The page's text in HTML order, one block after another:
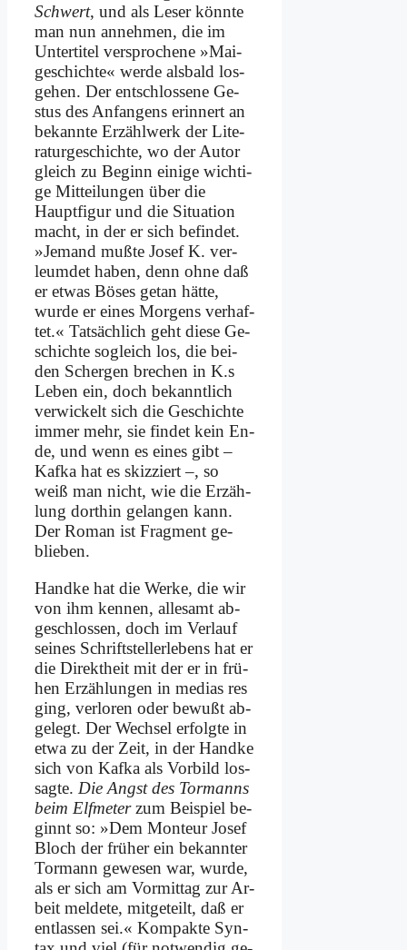
Schwert, und als Le­ser könn­te
man nun an­neh­men, die im
Un­ter­ti­tel ver­spro­che­ne »Mai­
ge­schich­te« wer­de als­bald los­
ge­hen. Der ent­schlos­se­ne Ge­
stus des An­fan­gens er­in­nert an
be­kann­te Er­zähl­werk der Li­te­
ra­tur­ge­schich­te, wo der Au­tor
gleich zu Be­ginn ei­ni­ge wich­ti­
ge Mit­tei­lun­gen über die
Haupt­fi­gur und die Si­tua­ti­on
macht, in der er sich be­fin­det.
»Je­mand muß­te Jo­sef K. ver­
leum­det ha­ben, denn oh­ne daß
er et­was Bö­ses ge­tan hät­te,
wur­de er ei­nes Mor­gens ver­haf­
tet.« Tat­säch­lich geht die­se Ge­
schich­te so­gleich los, die bei­
den Scher­gen bre­chen in K.s
Le­ben ein, doch be­kannt­lich
ver­wickelt sich die Ge­schich­te
im­mer mehr, sie fin­det kein En­
de, und wenn es ei­nes gibt –
Kaf­ka hat es skiz­ziert –, so
weiß man nicht, wie die Er­zäh­
lung dort­hin ge­lan­gen kann.
Der Ro­man ist Frag­ment ge­
blie­ben.
Hand­ke hat die Wer­ke, die wir
von ihm ken­nen, al­le­samt ab­
ge­schlos­sen, doch im Ver­lauf
sei­nes Schrift­stel­ler­le­bens hat er
die Di­rekt­heit mit der er in frü­
hen Er­zäh­lun­gen in me­di­as res
ging, ver­lo­ren oder be­wußt ab­
ge­legt. Der Wech­sel er­folg­te in
et­wa zu der Zeit, in der Hand­ke
sich von Kaf­ka als Vor­bild los­
sag­te. Die Angst des Tor­manns
beim Elf­me­terzum Bei­spiel be­
ginnt so: »Dem Mon­teur Jo­sef
Bloch der frü­her ein be­kann­ter
Tor­mann ge­we­sen war, wur­de,
als er sich am Vor­mit­tag zur Ar­
beit mel­de­te, mit­ge­teilt, daß er
ent­las­sen sei.« Kom­pak­te Syn­